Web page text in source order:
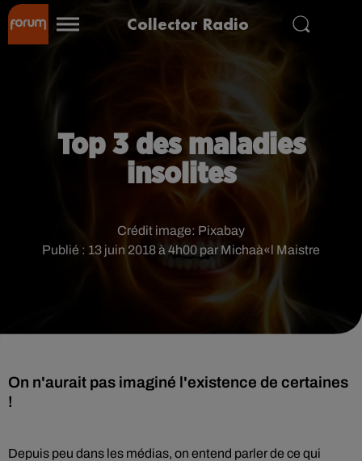
Collector Radio
Top 3 des maladies
insolites
Publié : 13 juin 2018 à 4h00 par Michaà«l Maistre
Crédit image: Pixabay
On n'aurait pas imaginé l'existence de certaines
!
Depuis peu dans les médias, on entend parler de ce qui